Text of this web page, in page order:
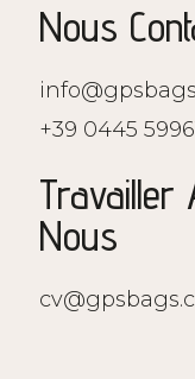
Nous
+39 0445
Travailler
Nous